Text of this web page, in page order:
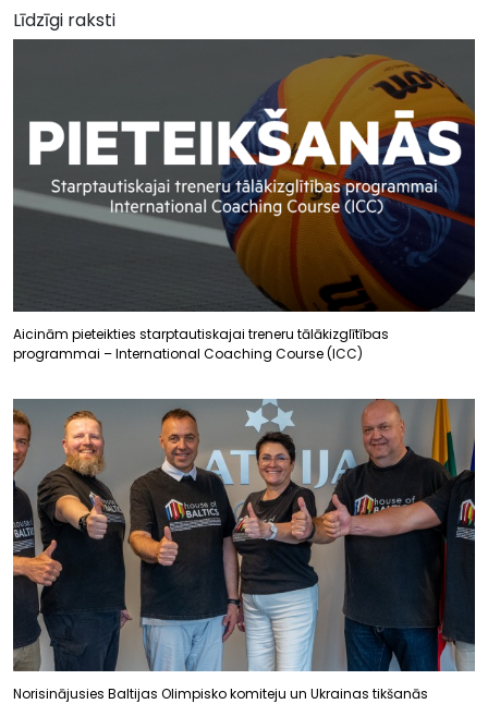
Līdzīgi raksti
Aicinām pieteikties starptautiskajai treneru tālākizglītības
programmai – International Coaching Course (ICC)
Norisinājusies Baltijas Olimpisko komiteju un Ukrainas tikšanās